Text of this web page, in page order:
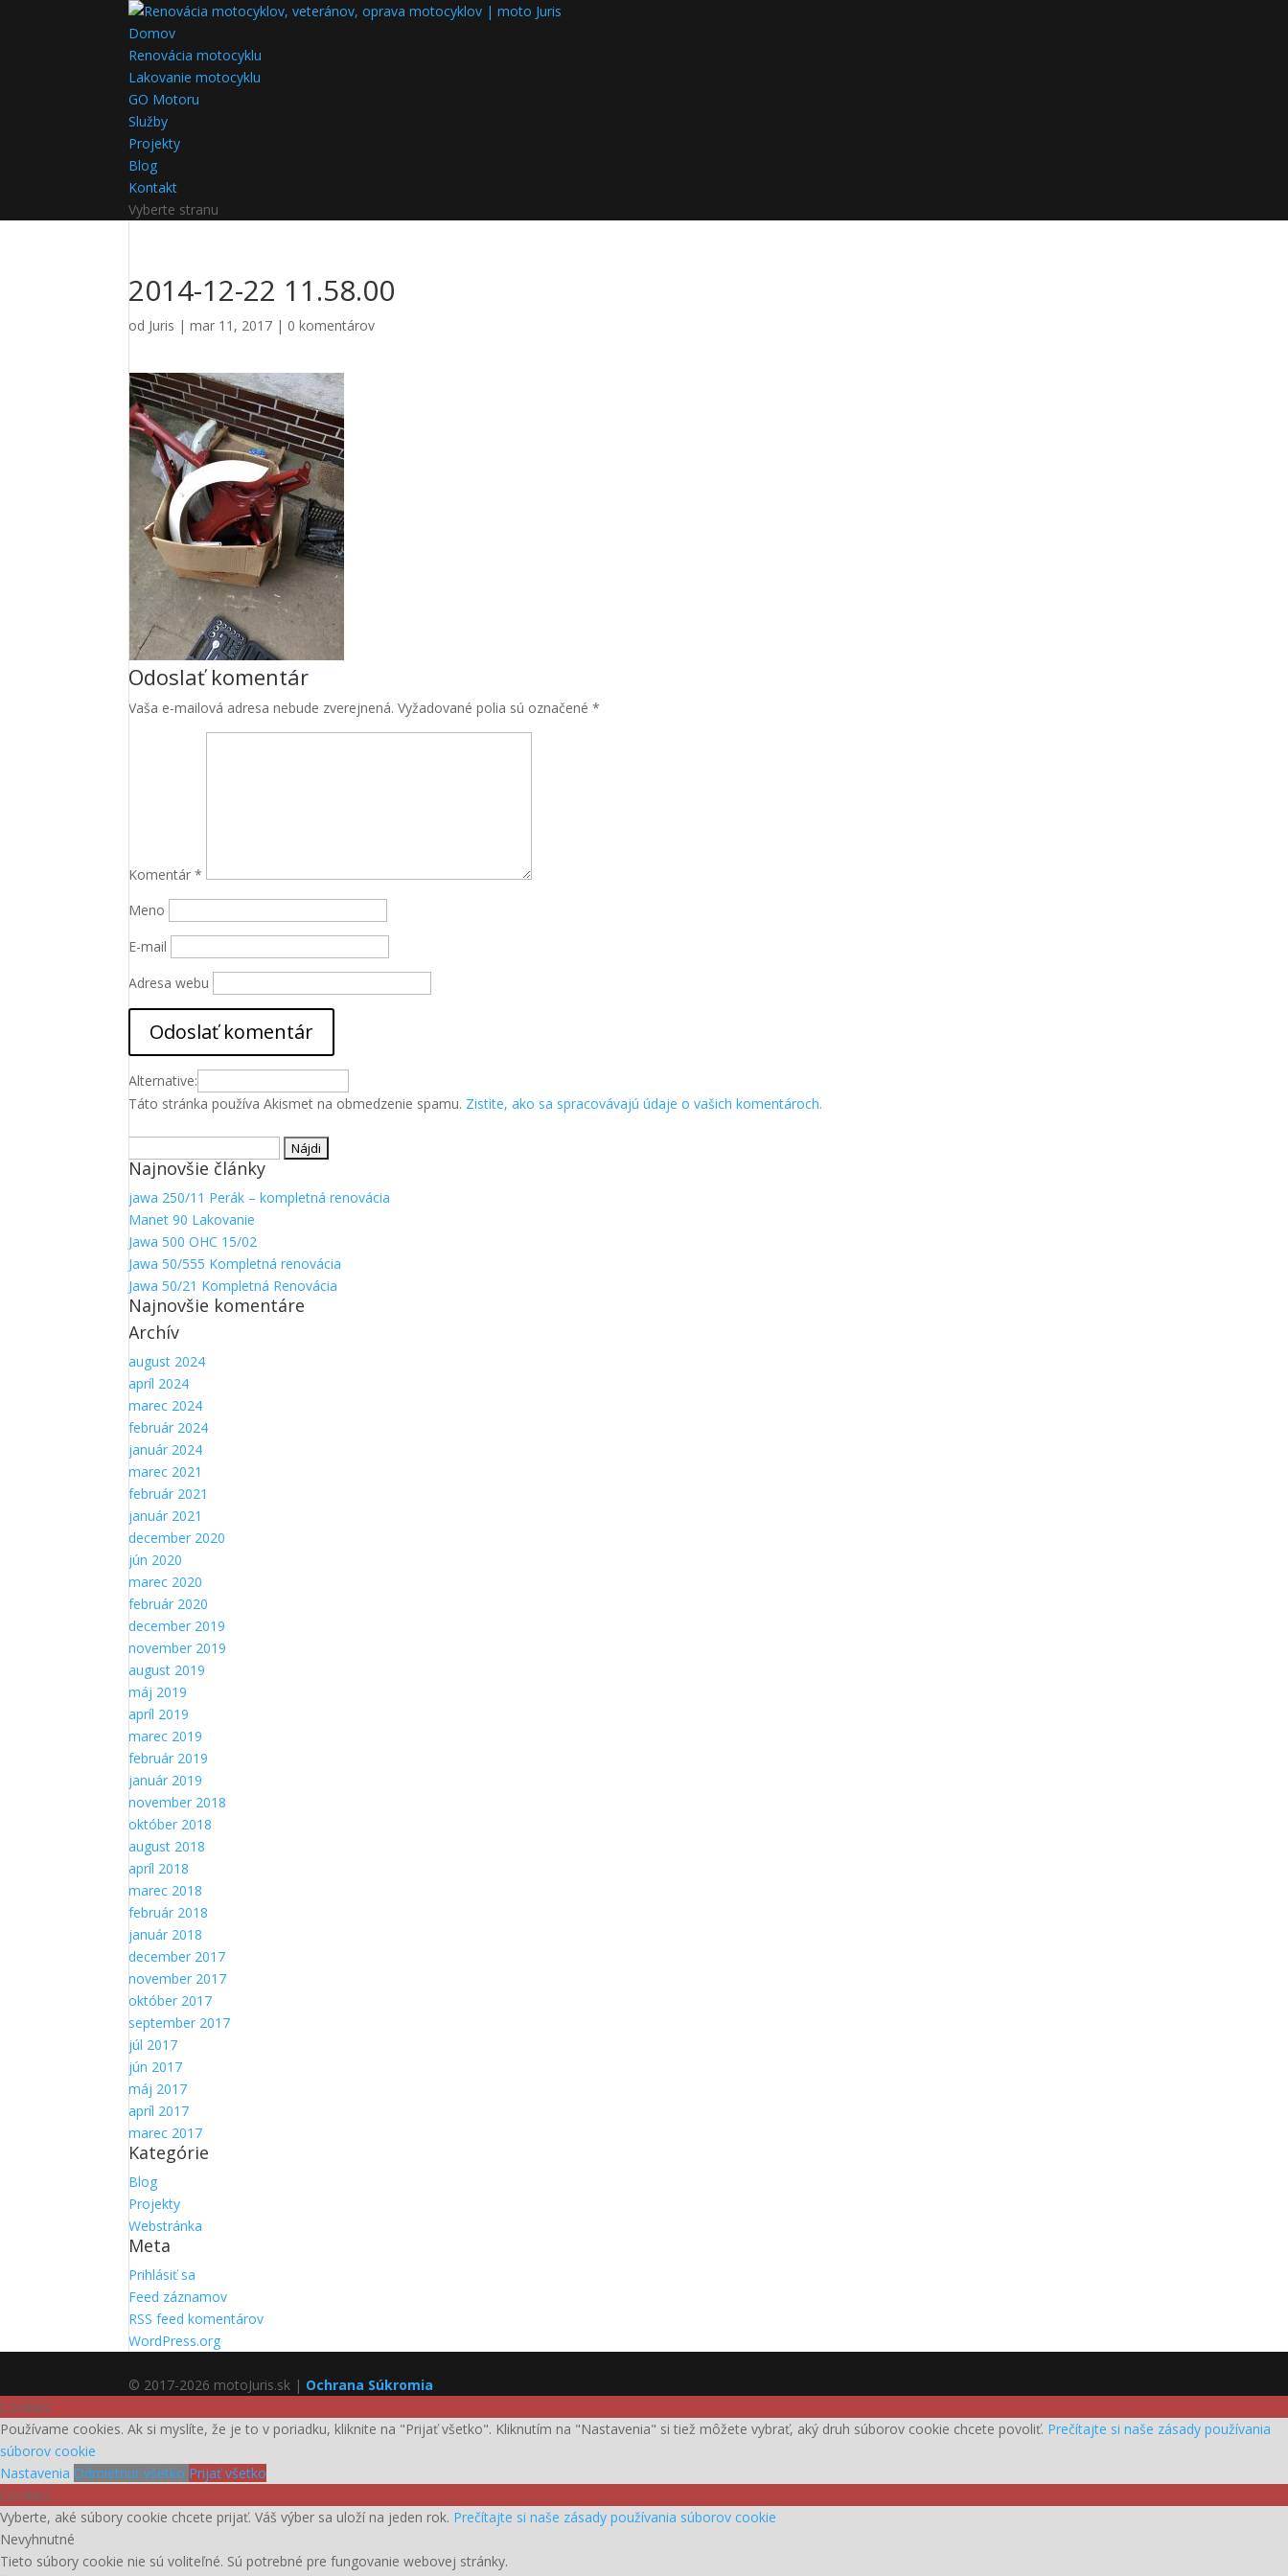
Domov
Renovácia motocyklu
Lakovanie motocyklu
GO Motoru
Služby
Projekty
Blog
Kontakt
Vyberte stranu
2014-12-22 11.58.00
od Juris |mar 11, 2017 | 0 komentárov
Odoslať komentár
Vaša e-mailová adresa nebude zverejnená. Vyžadované polia sú označené*
Komentár*
Meno
E-mail
Adresa webu
Alternative:
Táto stránka používa Akismet na obmedzenie spamu. Zistite, ako sa spracovávajú údaje o vašich komentároch.
Najnovšie články
jawa 250/11 Perák – kompletná renovácia
Manet 90 Lakovanie
Jawa 500 OHC 15/02
Jawa 50/555 Kompletná renovácia
Jawa 50/21 Kompletná Renovácia
Najnovšie komentáre
Archív
august 2024
apríl 2024
marec 2024
február 2024
január 2024
marec 2021
február 2021
január 2021
december 2020
jún 2020
marec 2020
február 2020
december 2019
november 2019
august 2019
máj 2019
apríl 2019
marec 2019
február 2019
január 2019
november 2018
október 2018
august 2018
apríl 2018
marec 2018
február 2018
január 2018
december 2017
november 2017
október 2017
september 2017
júl 2017
jún 2017
máj 2017
apríl 2017
marec 2017
Kategórie
Blog
Projekty
Webstránka
Meta
Prihlásiť sa
Feed záznamov
RSS feed komentárov
WordPress.org
© 2017-2026 motoJuris.sk | Ochrana Súkromia
Cookies
Používame cookies. Ak si myslíte, že je to v poriadku, kliknite na "Prijať všetko". Kliknutím na "Nastavenia" si tiež môžete vybrať, aký druh súborov cookie chcete povoliť. Prečítajte si naše zásady používania
súborov cookie
Nastavenia Odmietnuť všetko Prijať všetko
Cookies
Vyberte, aké súbory cookie chcete prijať. Váš výber sa uloží na jeden rok. Prečítajte si naše zásady používania súborov cookie
Nevyhnutné
Tieto súbory cookie nie sú voliteľné. Sú potrebné pre fungovanie webovej stránky.